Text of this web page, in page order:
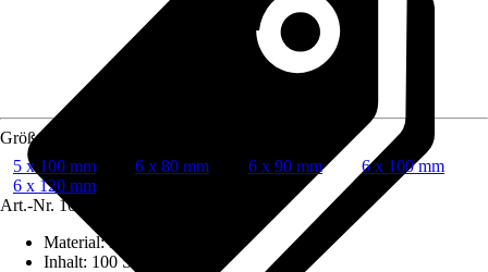
Größe
5 x 100 mm
6 x 80 mm 6 x 90 mm
6 x 100 mm
6 x 120 mm
Art.-Nr. 10434385
Material:Edelstahl, A2
Inhalt: 100 Stück